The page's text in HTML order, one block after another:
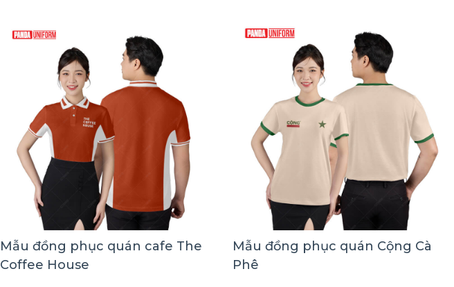
Mẫu đồng phục quán cafe The
Coffee House
Mẫu đồng phục quán Cộng Cà
Phê